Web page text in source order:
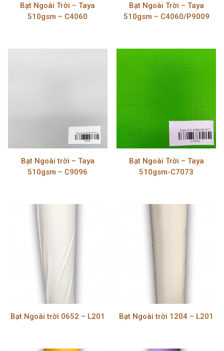
Bạt Ngoài Trời – Taya
510gsm – C4060
Bạt Ngoài Trời – Taya
510gsm – C4060/P9009
Bạt Ngoài trời – Taya
510gsm – C9096
Bạt Ngoài Trời – Taya
510gsm-C7073
Bạt Ngoài trời 0652 – L201 Bạt Ngoài trời 1204 – L201